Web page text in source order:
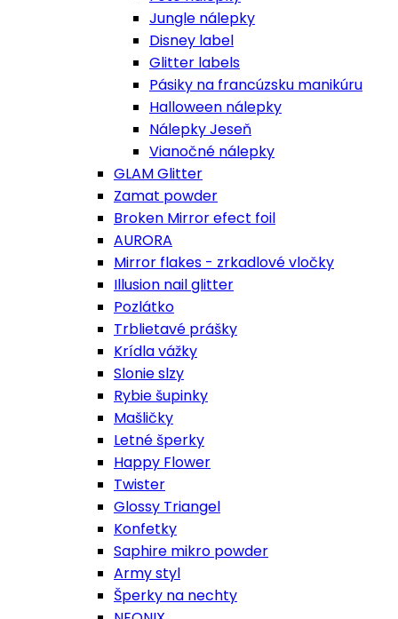
Jungle nálepky
Disney label
Glitter labels
Pásiky na francúzsku manikúru
Halloween nálepky
Nálepky Jeseň
Vianočné nálepky
GLAM Glitter
Zamat powder
Broken Mirror efect foil
AURORA
Mirror flakes - zrkadlové vločky
Illusion nail glitter
Pozlátko
Trblietavé prášky
Krídla vážky
Slonie slzy
Rybie šupinky
Mašličky
Letné šperky
Happy Flower
Twister
Glossy Triangel
Konfetky
Saphire mikro powder
Army styl
Šperky na nechty